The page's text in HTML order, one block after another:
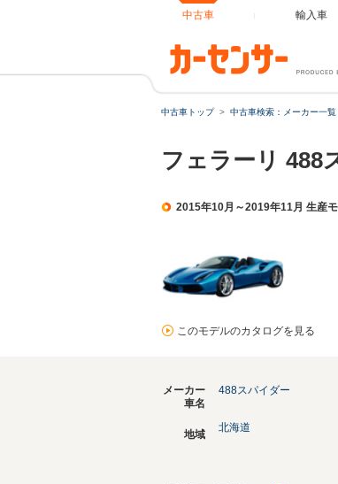
中古車 輸入車
中古車トップ 中古車検索：メーカー一覧
フェラーリ 488
2015年10月～2019年11月 生産
このモデルのカタログを見る
メーカー
車名
488スパイダー
地域
北海道